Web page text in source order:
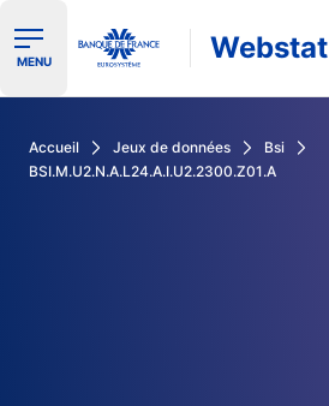
Ouvrir le menu de navigation
MENU Webstat
Accueil Jeux de données
Bsi
BSI.M.U2.N.A.L24.A.I.U2.2300.Z01.A